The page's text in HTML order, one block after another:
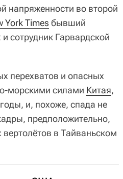
напряженности во второй
York Times бывший
сотрудник Гарвардской
перехватов и опасных
морскими силами Китая,
и, похоже, спада не
предположительно,
в Тайваньском